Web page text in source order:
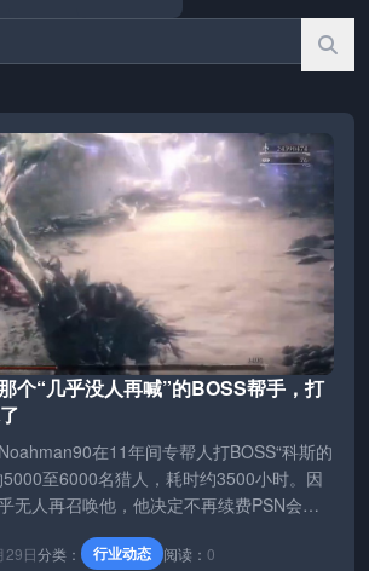
个“几乎没人再喊”的BOSS帮手，打
在11年间专帮人打BOSS“科斯的
至6000名猎人，耗时约3500小时。因
无人再召唤他，他决定不再续费PSN会员
时他分享战斗视频，并向并肩作战五六年的
致意。许多玩家留言致敬，但老哥坦言，
29日分类： 行业动态 阅读： 0